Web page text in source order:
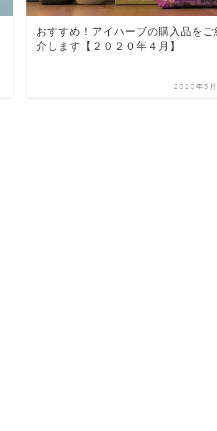
おすすめ！アイハーブの購入品をご
介します【２０２０年４月】
2020年5月